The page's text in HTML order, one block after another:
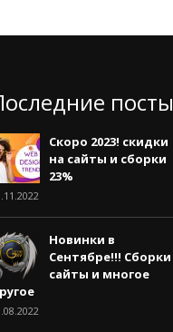
посты
Скоро 2023! скидки
на сайты и сборки
23%
Новинки в
Сентябре!!! Сборки
сайты и многое